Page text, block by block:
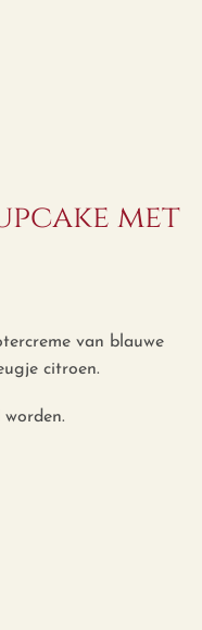
met
van blauwe
citroen.